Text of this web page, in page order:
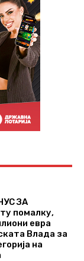
ЗА
помалку,
евра
Влада за
на